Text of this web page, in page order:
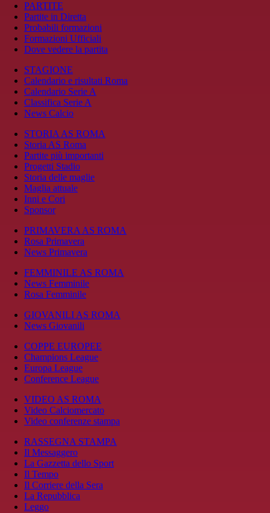
PARTITE
Partite in Diretta
Probabili formazioni
Formazioni Ufficiali
Dove vedere la partita
STAGIONE
Calendario e risultati Roma
Calendario Serie A
Classifica Serie A
News Calcio
STORIA AS ROMA
Storia AS Roma
Partite più importanti
Progetti Stadio
Storia delle maglie
Maglia attuale
Inni e Cori
Sponsor
PRIMAVERA AS ROMA
Rosa Primavera
News Primavera
FEMMINILE AS ROMA
News Femminile
Rosa Femminile
GIOVANILI AS ROMA
News Giovanili
COPPE EUROPEE
Champions League
Europa League
Conference League
VIDEO AS ROMA
Video Calciomercato
Video conferenze stampa
RASSEGNA STAMPA
Il Messaggero
La Gazzetta dello Sport
Il Tempo
Il Corriere della Sera
La Repubblica
Leggo